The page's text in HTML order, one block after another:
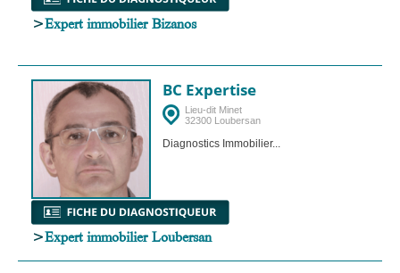
>Expert immobilier Bizanos
BC Expertise
Lieu-dit Minet
32300 Loubersan
Diagnostics Immobilier...
>Expert immobilier Loubersan